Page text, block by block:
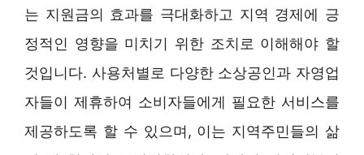
는 지원금의 효과를 극대화하고 지역 경제에 긍
정적인 영향을 미치기 위한 조치로 이해해야 할
것입니다. 사용처별로 다양한 소상공인과 자영업
자들이 제휴하여 소비자들에게 필요한 서비스를
제공하도록 할 수 있으며, 이는 지역주민들의 삶